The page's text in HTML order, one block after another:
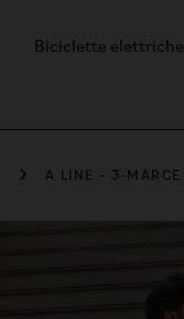
Biciclette elettriche
A LINE - 3-MARCE